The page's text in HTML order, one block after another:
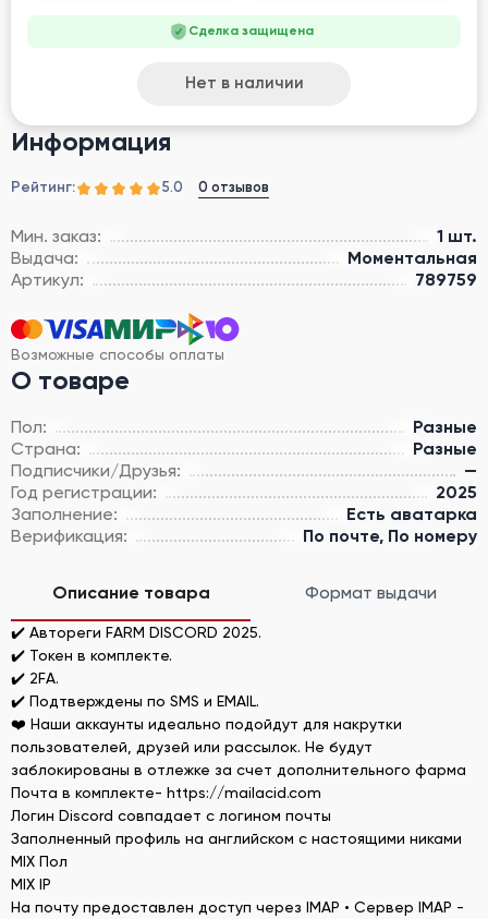
Информация
Рейтинг: 5.0 0 отзывов
Мин. заказ:
1 шт.
Выдача:
Моментальная
Артикул:
789759
Возможные способы оплаты
О товаре
Пол:
Разные
Страна:
Разные
Подписчики/Друзья:
—
Год регистрации:
2025
Заполнение:
Есть аватарка
Верификация:
По почте, По номеру
Сделка защищена
Нет в наличии
Описание товара Формат выдачи
✔️ Автореги FARM DISCORD 2025.
✔️ Токен в комплекте.
✔️ 2FA.
✔️ Подтверждены по SMS и EMAIL.
❤️ Наши аккаунты идеально подойдут для накрутки
пользователей, друзей или рассылок. Не будут
заблокированы в отлежке за счет дополнительного фарма
Почта в комплекте- https://mailacid.com
Логин Discord совпадает с логином почты
Заполненный профиль на английском с настоящими никами
MIX Пол
MIX IP
На почту предоставлен доступ через IMAP • Сервер IMAP -